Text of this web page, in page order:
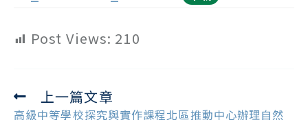
Post Views: 210
Read
more
上一篇文章
高級中等學校探究與實作課程北區推動中心辦理自然